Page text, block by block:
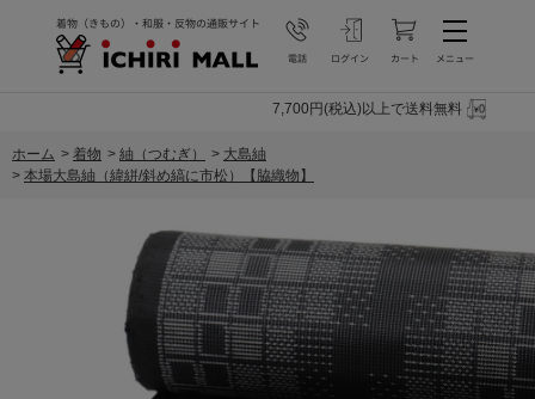
7,700円(税込)以上で送料無料
ホーム > 着物 > 紬（つむぎ） > 大島紬
> 本場大島紬（緯絣/斜め縞に市松）【脇織物】